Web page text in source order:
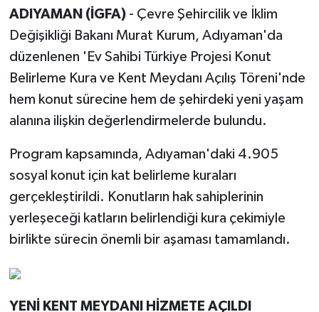
ADIYAMAN (İGFA) - Çevre Şehircilik ve İklim
Değişikliği Bakanı Murat Kurum, Adıyaman'da
düzenlenen 'Ev Sahibi Türkiye Projesi Konut
Belirleme Kura ve Kent Meydanı Açılış Töreni'nde
hem konut sürecine hem de şehirdeki yeni yaşam
alanına ilişkin değerlendirmelerde bulundu.
Program kapsamında, Adıyaman'daki 4.905
sosyal konut için kat belirleme kuraları
gerçekleştirildi. Konutların hak sahiplerinin
yerleşeceği katların belirlendiği kura çekimiyle
birlikte sürecin önemli bir aşaması tamamlandı.
YENİ KENT MEYDANI HİZMETE AÇILDI